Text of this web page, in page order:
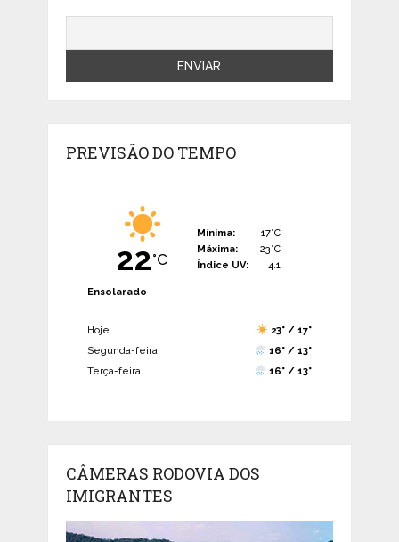
PREVISÃO DO TEMPO
22°C
Mínima:
17°C
Máxima:
23°C
Índice UV:
4.1
Ensolarado
Hoje
23° / 17°
Segunda-feira
16° / 13°
Terça-feira
16° / 13°
CÂMERAS RODOVIA DOS
IMIGRANTES